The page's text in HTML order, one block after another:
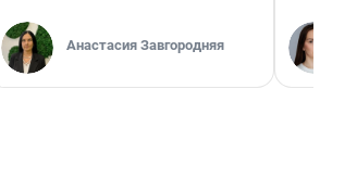
Анастасия Завгородняя